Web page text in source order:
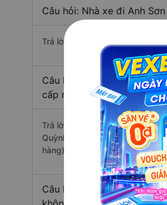
Câu hỏi: Nhà xe đi Anh
Trả lời: Chuyến xe có giờ xuất
Câu hỏi: Review xe đi Anh
cấp nhất?
Trả lời: Những hãng xe đi
Quỳnh đi Anh Sơn - Nghệ An
hàng).
Câu hỏi: Có loại xe Nghệ